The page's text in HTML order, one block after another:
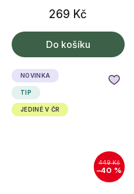
269 Kč
Do košíku
NOVINKA
TIP
JEDINÉ V ČR
449 Kč
–40 %